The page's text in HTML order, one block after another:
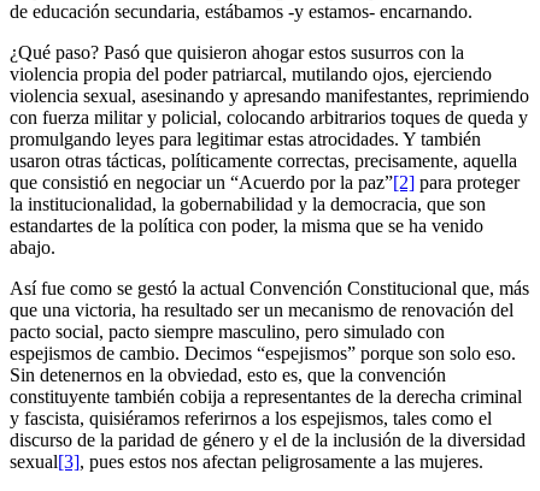
de educación secundaria, estábamos -y estamos- encarnando.
¿Qué paso? Pasó que quisieron ahogar estos susurros con la
violencia propia del poder patriarcal, mutilando ojos, ejerciendo
violencia sexual, asesinando y apresando manifestantes, reprimiendo
con fuerza militar y policial, colocando arbitrarios toques de queda y
promulgando leyes para legitimar estas atrocidades. Y también
usaron otras tácticas, políticamente correctas, precisamente, aquella
que consistió en negociar un “Acuerdo por la paz”[2] para proteger
la institucionalidad, la gobernabilidad y la democracia, que son
estandartes de la política con poder, la misma que se ha venido
abajo.
Así fue como se gestó la actual Convención Constitucional que, más
que una victoria, ha resultado ser un mecanismo de renovación del
pacto social, pacto siempre masculino, pero simulado con
espejismos de cambio. Decimos “espejismos” porque son solo eso.
Sin detenernos en la obviedad, esto es, que la convención
constituyente también cobija a representantes de la derecha criminal
y fascista, quisiéramos referirnos a los espejismos, tales como el
discurso de la paridad de género y el de la inclusión de la diversidad
sexual[3], pues estos nos afectan peligrosamente a las mujeres.